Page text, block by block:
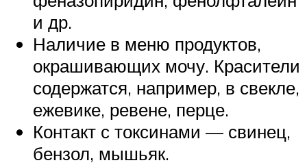
и др.
Наличие в меню продуктов,
окрашивающих мочу. Красители
содержатся, например, в свекле,
ежевике, ревене, перце.
Контакт с токсинами — свинец,
бензол, мышьяк.